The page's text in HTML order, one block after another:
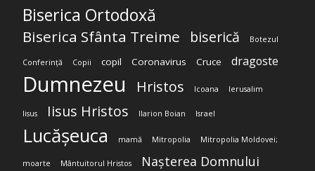
Biserica Ortodoxă
Biserica Sfânta Treime biserică Botezul
Conferință Copii copil Coronavirus Cruce dragoste
Dumnezeu Hristos Icoana Ierusalim
Iisus Iisus Hristos Ilarion Boian Israel
Lucășeuca mamă Mitropolia Mitropolia Moldovei;
moarte Mântuitorul Hristos Nașterea Domnului